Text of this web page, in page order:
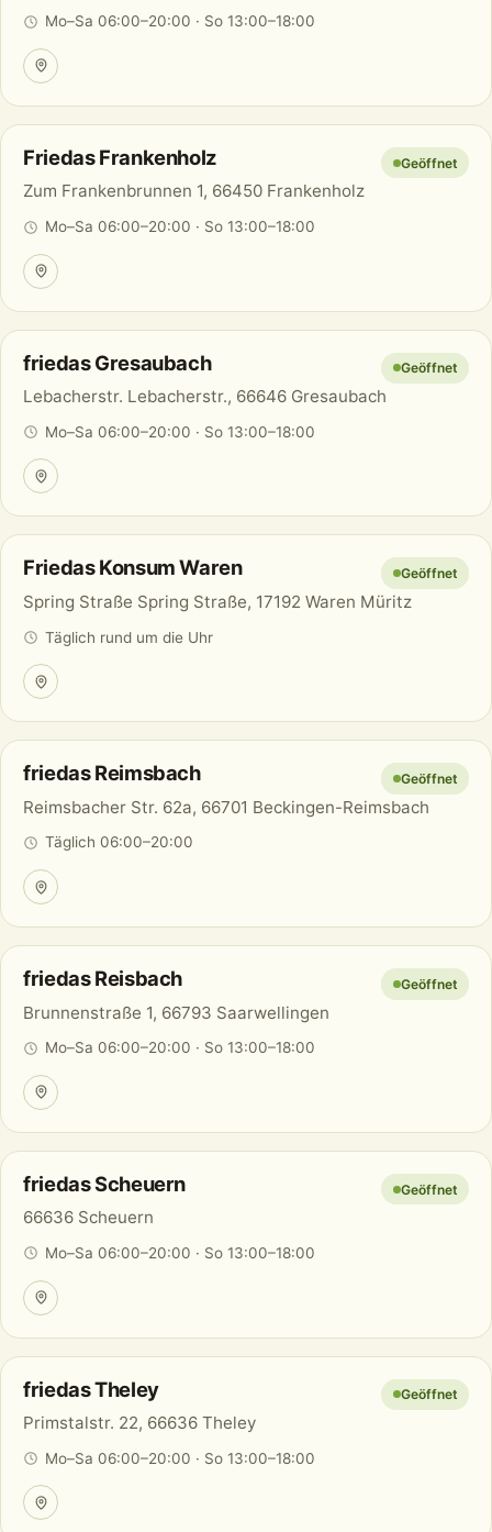
Mo–Sa 06:00–20:00 · So 13:00–18:00
Friedas Frankenholz Geöffnet
Zum Frankenbrunnen 1, 66450 Frankenholz
Mo–Sa 06:00–20:00 · So 13:00–18:00
friedas Gresaubach Geöffnet
Lebacherstr. Lebacherstr., 66646 Gresaubach
Mo–Sa 06:00–20:00 · So 13:00–18:00
Friedas Konsum Waren Geöffnet
Spring Straße Spring Straße, 17192 Waren Müritz
Täglich rund um die Uhr
friedas Reimsbach Geöffnet
Reimsbacher Str. 62a, 66701 Beckingen-Reimsbach
Täglich 06:00–20:00
friedas Reisbach Geöffnet
Brunnenstraße 1, 66793 Saarwellingen
Mo–Sa 06:00–20:00 · So 13:00–18:00
friedas Scheuern Geöffnet
66636 Scheuern
Mo–Sa 06:00–20:00 · So 13:00–18:00
friedas Theley Geöffnet
Primstalstr. 22, 66636 Theley
Mo–Sa 06:00–20:00 · So 13:00–18:00